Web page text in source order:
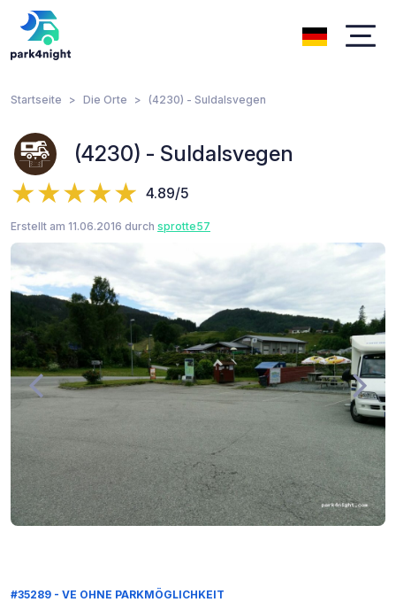
Startseite Die Orte (4230) - Suldalsvegen
(4230) - Suldalsvegen
4.89/5
Erstellt am 11.06.2016 durch sprotte57
#35289 - VE OHNE PARKMÖGLICHKEIT